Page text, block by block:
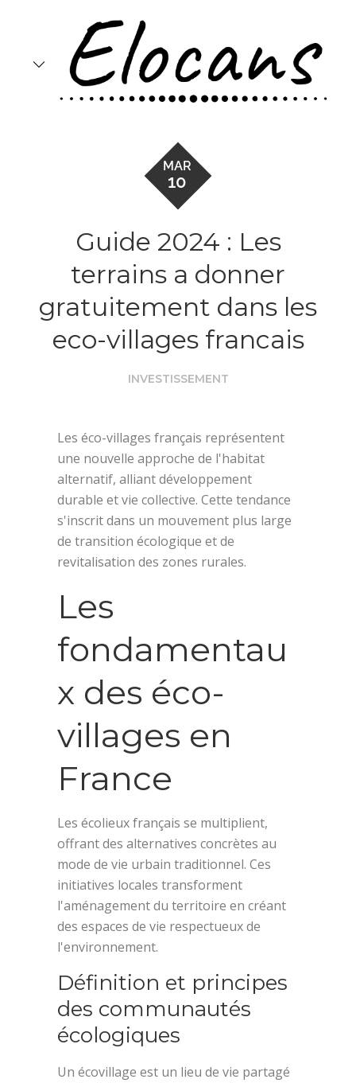
MAR
10
Guide 2024 : Les
terrains a donner
gratuitement dans les
eco-villages francais
INVESTISSEMENT
Les éco-villages français représentent
une nouvelle approche de l'habitat
alternatif, alliant développement
durable et vie collective. Cette tendance
s'inscrit dans un mouvement plus large
de transition écologique et de
revitalisation des zones rurales.
Les
fondamentau
x des éco-
villages en
France
Les écolieux français se multiplient,
offrant des alternatives concrètes au
mode de vie urbain traditionnel. Ces
initiatives locales transforment
l'aménagement du territoire en créant
des espaces de vie respectueux de
l'environnement.
Définition et principes
des communautés
écologiques
Un écovillage est un lieu de vie partagé